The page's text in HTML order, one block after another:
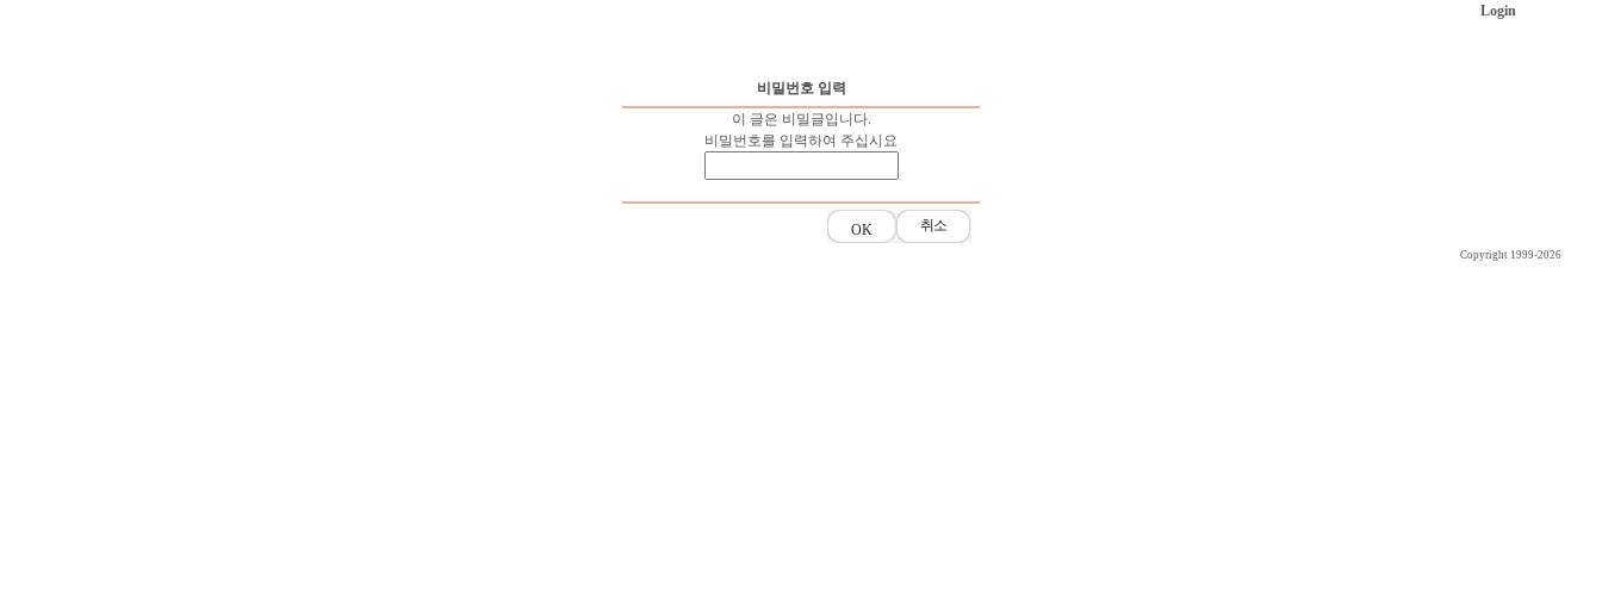
Login
비밀번호 입력
이 글은 비밀글입니다.
비밀번호를 입력하여 주십시요
취소
Copyright 1999-2026